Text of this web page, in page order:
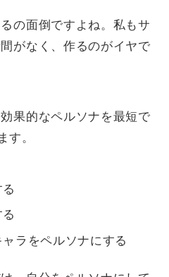
の面倒ですよね。私もサ
がなく、作るのがイヤで
果的なペルソナを最短で
す。
ラをペルソナにする